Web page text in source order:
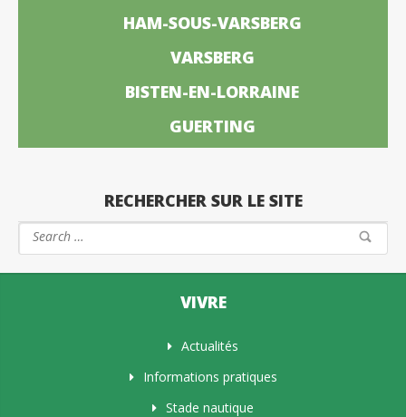
HAM-SOUS-VARSBERG
VARSBERG
BISTEN-EN-LORRAINE
GUERTING
RECHERCHER SUR LE SITE
VIVRE
Actualités
Informations pratiques
Stade nautique